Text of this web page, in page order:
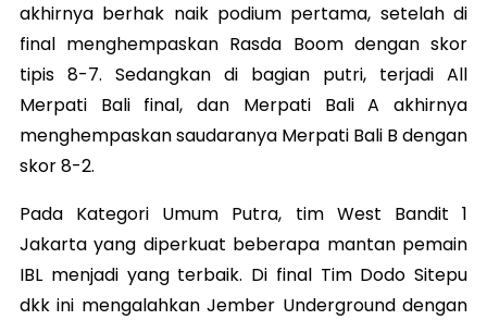
akhirnya berhak naik podium pertama, setelah di
final menghempaskan Rasda Boom dengan skor
tipis 8-7. Sedangkan di bagian putri, terjadi All
Merpati Bali final, dan Merpati Bali A akhirnya
menghempaskan saudaranya Merpati Bali B dengan
skor 8-2.
Pada Kategori Umum Putra, tim West Bandit 1
Jakarta yang diperkuat beberapa mantan pemain
IBL menjadi yang terbaik. Di final Tim Dodo Sitepu
dkk ini mengalahkan Jember Underground dengan